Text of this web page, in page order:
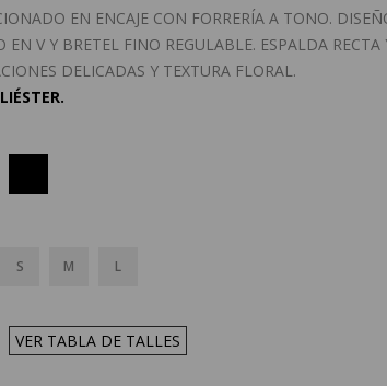
EN ENCAJE CON FORRERÍA A TONO.
EN V Y BRETEL FINO REGULABLE. ESPALDA RECTA
DELICADAS Y TEXTURA FLORAL.
S M L
VER TABLA DE TALLES